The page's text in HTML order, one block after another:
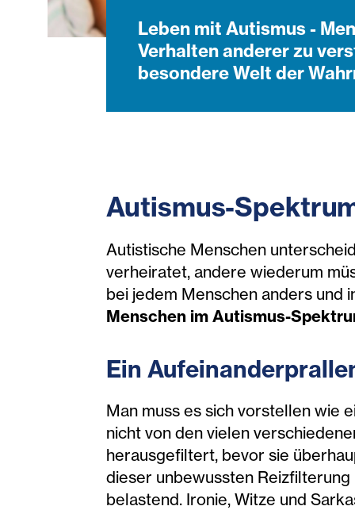
Leben mit Autismus -
Verhalten anderer zu
besondere Welt der
Autismus-
Autistische Menschen
verheiratet, andere wiederum
bei jedem Menschen anders und
Menschen im Autismus-
Ein Aufeinanderpr
Man muss es sich vorstellen wie
nicht von den vielen
herausgefiltert, bevor sie
dieser unbewussten
belastend. Ironie, Witze und